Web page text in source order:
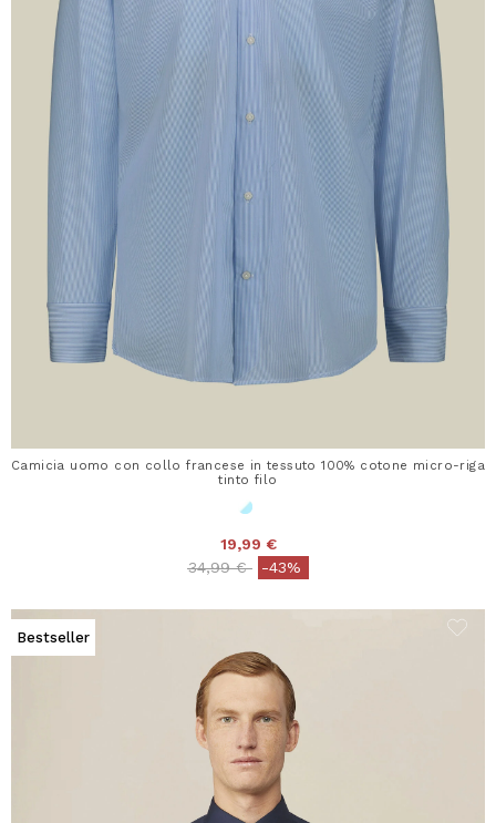
Camicia uomo con collo francese in tessuto 100% cotone micro-riga
tinto filo
19,99 €
Price reduced from
34,99 €to-43%
Bestseller